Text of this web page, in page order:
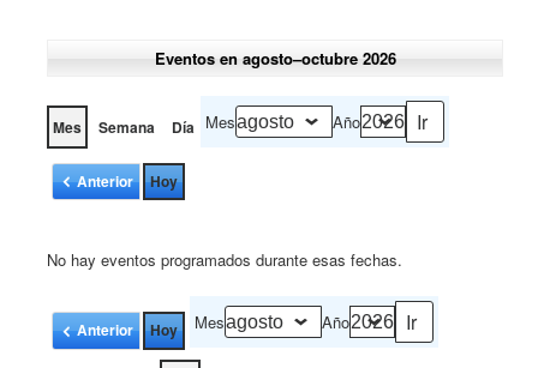
Eventos en agosto–octubre 2026
Mes Semana Día Mes Año
Anterior Hoy
No hay eventos programados durante esas fechas.
Anterior Hoy Mes Año